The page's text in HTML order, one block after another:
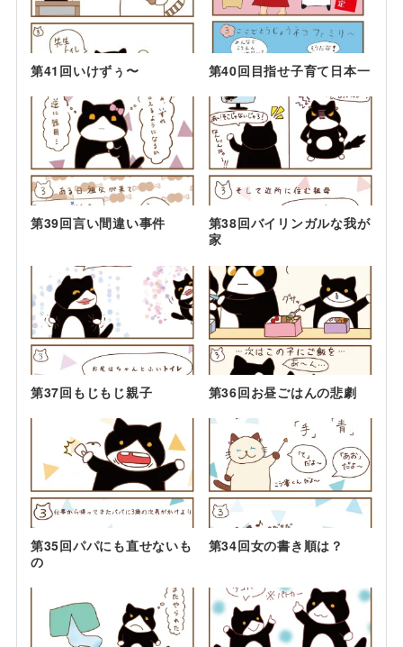
第41回いけずぅ〜 第40回目指せ子育て日本一
第39回言い間違い事件
第38回バイリンガルな我が
家
第37回もじもじ親子 第36回お昼ごはんの悲劇
第35回パパにも直せないも
の
第34回女の書き順は？